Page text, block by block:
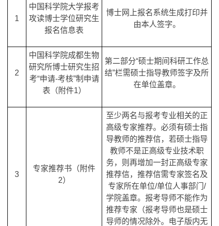
1
中国科学院大学报考
攻读博士学位研究生
报名信息表
博士网上报名系统生成打印并
由本人签字。
2
中国科学院成都生物
研究所博士研究生招
考“申请-考核”制申请
表（附件1）
第二部分“硕士期间科研工作总
结”栏需硕士指导教师签字及所
在单位盖章。
3
专家推荐书（附件
2）
至少两名与报考专业相关的正
高级专家推荐。必须有硕士指
导教师的推荐信，若硕士指导
教师不是正高级专业技术职
务，则再增加一封正高级专家
推荐信，推荐信需专家签名及
专家所在单位/单位人事部门/
学院盖章。报考导师不能作为
推荐专家（报考导师也是硕士
导师的情况除外。电子版内无